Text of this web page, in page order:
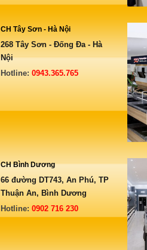
CH Tây Sơn - Hà Nội
268 Tây Sơn - Đống Đa - Hà
Nội
Hotline: 0943.365.765
CH Bình Dương
66 đường DT743, An Phú, TP
Thuận An, Bình Dương
Hotline: 0902 716 230